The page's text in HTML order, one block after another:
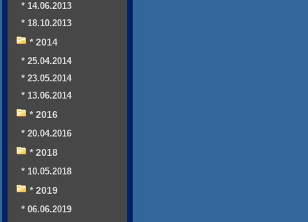
* 14.06.2013
* 18.10.2013
* 2014
* 25.04.2014
* 23.05.2014
* 13.06.2014
* 2016
* 20.04.2016
* 2018
* 10.05.2018
* 2019
* 06.06.2019